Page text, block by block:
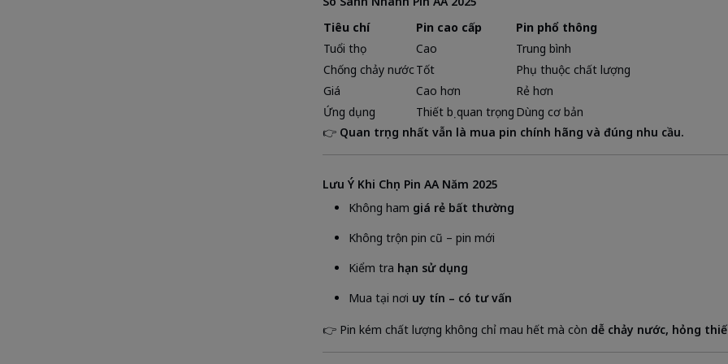
Tiêu chí
Pin cao cấp
Pin phổ thông
Tuổi thọ
Cao
Trung bình
Chống chảy nướcTốt
Phụ thuộc chất lượng
Giá
Cao hơn
Rẻ hơn
Ứng dụng
Thiết bị quan trọng Dùng cơ bản
👉 Quan trọng nhất vẫn là mua pin chính hãng và đúng nhu cầu.
Lưu Ý Khi Chọn Pin AA Năm 2025
Không ham giá rẻ bất thường
Không trộn pin cũ – pin mới
Kiểm tra hạn sử dụng
Mua tại nơi uy tín – có tư vấn
👉 Pin kém chất lượng không chỉ mau hết mà còn dễ chảy nước, hỏng